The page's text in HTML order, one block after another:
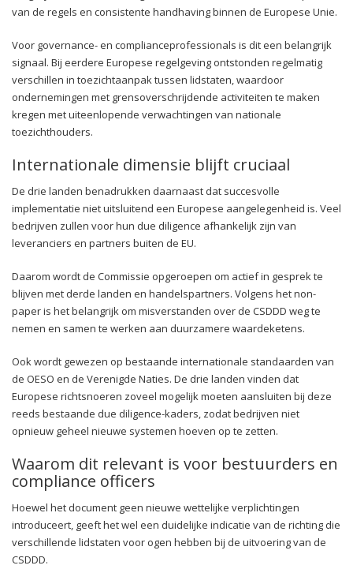
van de regels en consistente handhaving binnen de Europese Unie.
Voor governance- en complianceprofessionals is dit een belangrijk
signaal. Bij eerdere Europese regelgeving ontstonden regelmatig
verschillen in toezichtaanpak tussen lidstaten, waardoor
ondernemingen met grensoverschrijdende activiteiten te maken
kregen met uiteenlopende verwachtingen van nationale
toezichthouders.
Internationale dimensie blijft cruciaal
De drie landen benadrukken daarnaast dat succesvolle
implementatie niet uitsluitend een Europese aangelegenheid is. Veel
bedrijven zullen voor hun due diligence afhankelijk zijn van
leveranciers en partners buiten de EU.
Daarom wordt de Commissie opgeroepen om actief in gesprek te
blijven met derde landen en handelspartners. Volgens het non-
paper is het belangrijk om misverstanden over de CSDDD weg te
nemen en samen te werken aan duurzamere waardeketens.
Ook wordt gewezen op bestaande internationale standaarden van
de OESO en de Verenigde Naties. De drie landen vinden dat
Europese richtsnoeren zoveel mogelijk moeten aansluiten bij deze
reeds bestaande due diligence-kaders, zodat bedrijven niet
opnieuw geheel nieuwe systemen hoeven op te zetten.
Waarom dit relevant is voor bestuurders en
compliance officers
Hoewel het document geen nieuwe wettelijke verplichtingen
introduceert, geeft het wel een duidelijke indicatie van de richting die
verschillende lidstaten voor ogen hebben bij de uitvoering van de
CSDDD.